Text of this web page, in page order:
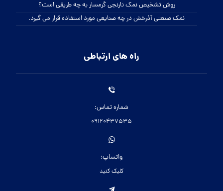
روش تشخیص نمک نارنجی گرمسار به چه طریقی است؟
نمک صنعتی آذرخش در چه صنایعی مورد استفاده قرار می گیرد.
راه های ارتباطی
شماره تماس:
09120437535
واتساپ:
کلیک کنید